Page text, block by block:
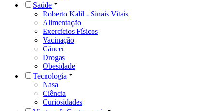
Saúde
Roberto Kalil - Sinais Vitais
Alimentação
Exercícios Físicos
Vacinação
Câncer
Drogas
Obesidade
Tecnologia
Nasa
Ciência
Curiosidades